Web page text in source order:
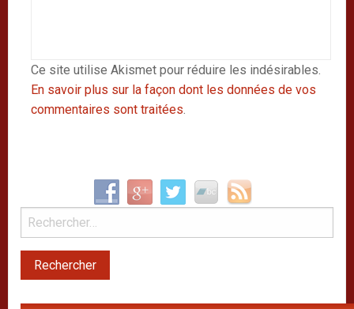
Ce site utilise Akismet pour réduire les indésirables.
En savoir plus sur la façon dont les données de vos
commentaires sont traitées.